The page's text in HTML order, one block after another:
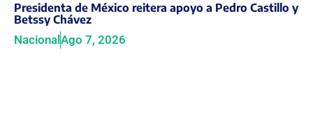
Presidenta de México reitera apoyo a Pedro Castillo y
Betssy Chávez
Nacional Ago 7, 2026